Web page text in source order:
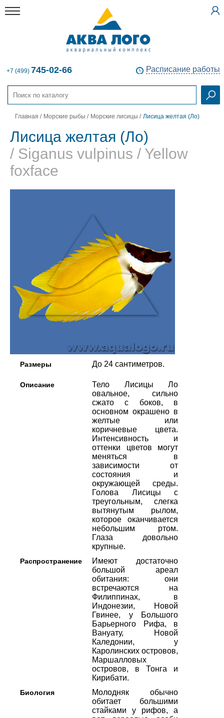
+7 (499) 745-02-66 Расписание работы
Главная / Морские рыбы / Морские лисицы / Лисица желтая (Ло)
Лисица желтая (Ло)
/ Siganus vulpinus / Yellow
foxface
Размеры До 24 сантиметров.
Описание
Тело Лисицы Ло
овальное, сильно
сжато с боков, в
основном окрашено в
желтые или
коричневые цвета.
Интенсивность и
оттенки цветов могут
меняться в
зависимости от
состояния и
окружающей среды.
Голова Лисицы с
треугольным, слегка
вытянутым рылом,
которое оканчивается
небольшим ртом.
Глаза довольно
крупные.
Распространение
Имеют достаточно
большой ареал
обитания: они
встречаются на
Филиппинах, в
Индонезии, Новой
Гвинее, у Большого
Барьерного Рифа, в
Вануату, Новой
Каледонии, у
Каролинских островов,
Маршалловых
островов, в Тонга и
Кирибати.
Биология
Молодняк обычно
обитает большими
стайками у рифов, а